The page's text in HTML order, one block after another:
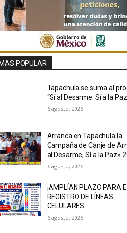
MAS POPULAR
Tapachula se suma al
“Sí al Desarme, Sí a la
6 agosto, 2026
Arranca en Tapachula la
Campaña de Canje de
al Desarme, Sí a la Paz»
6 agosto, 2026
¡AMPLÍAN PLAZO PARA
REGISTRO DE LÍNEAS
CELULARES
6 agosto, 2026